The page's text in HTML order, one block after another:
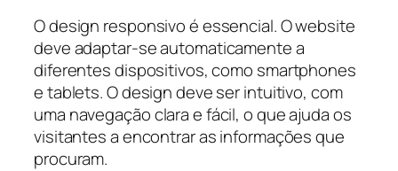
O design responsivo é essencial. O website
deve adaptar-se automaticamente a
diferentes dispositivos, como smartphones
e tablets. O design deve ser intuitivo, com
uma navegação clara e fácil, o que ajuda os
visitantes a encontrar as informações que
procuram.